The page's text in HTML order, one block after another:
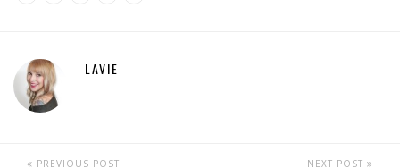
LAVIE
PREVIOUS POST NEXT POST